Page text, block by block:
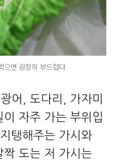
으면 굉장히 부드럽다
어, 도다리, 가자미
자주 가는 부위입
탱해주는 가시와
짝 도는 저 가시는